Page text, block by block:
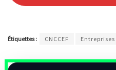
Étiquettes : CNCCEF Entreprises